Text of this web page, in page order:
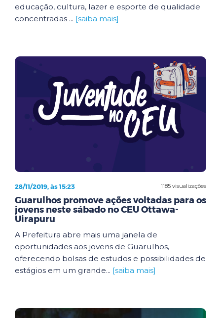
educação, cultura, lazer e esporte de qualidade
concentradas ... [saiba mais]
1185 visualizações
28/11/2019, às 15:23
Guarulhos promove ações voltadas para os
jovens neste sábado no CEU Ottawa-
Uirapuru
A Prefeitura abre mais uma janela de
oportunidades aos jovens de Guarulhos,
oferecendo bolsas de estudos e possibilidades de
estágios em um grande... [saiba mais]